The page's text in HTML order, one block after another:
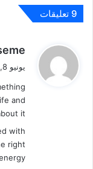
‫9 تعليقات
ي
ل
يونيو 8, 2026 الساعة 1:50 م
and
it.
with
right